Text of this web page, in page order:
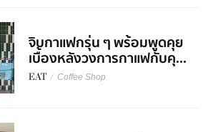
จิบกาแฟกรุ่น ๆ พร้อมพูดคุย
เบื้องหลังวงการกาแฟกับคุ...
EAT / Coffee Shop